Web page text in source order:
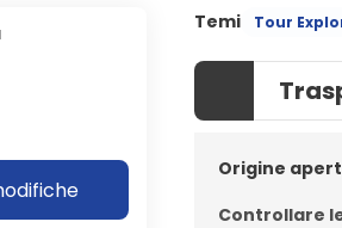
Temi Tour
Origine
Controllare